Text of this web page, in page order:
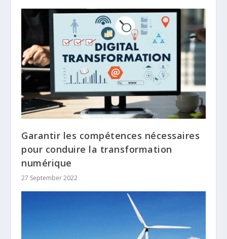
Garantir les compétences nécessaires
pour conduire la transformation
numérique
27 September 2022